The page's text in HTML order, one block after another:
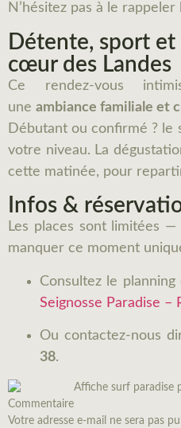
N’hésitez pas à le
Détente, sport
cœur des Landes
Ce rendez-vous
une ambiance familiale et
Débutant ou confirmé ? le
votre niveau. La
cette matinée, pour
Infos &
Les places sont limitées
manquer ce moment
Consultez le
Seignosse Paradise –
Ou contactez-nous
38.
Commentaire
Votre adresse e-mail ne sera pas